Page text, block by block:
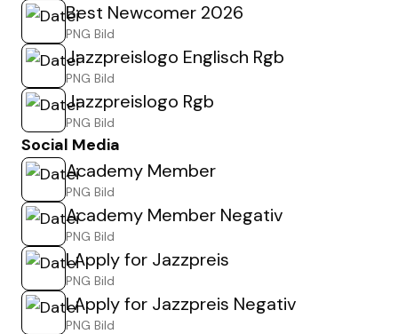
Best Newcomer 2026
PNG Bild
Jazzpreislogo Englisch Rgb
PNG Bild
Jazzpreislogo Rgb
PNG Bild
Social Media
Academy Member
PNG Bild
Academy Member Negativ
PNG Bild
I Apply for Jazzpreis
PNG Bild
I Apply for Jazzpreis Negativ
PNG Bild